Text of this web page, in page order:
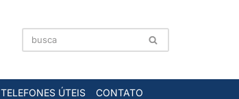
TELEFONES ÚTEIS CONTATO